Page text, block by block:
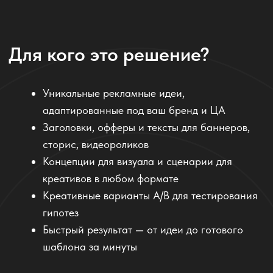
"ИИ от Komanda.ai выдал 10 идей креативов
за 3 минуты. Я выбрала 2, и один из них дал
лучший CTR за последние полгода. Это
магия!"
Ирина Л., digital-маркетолог в стартапе